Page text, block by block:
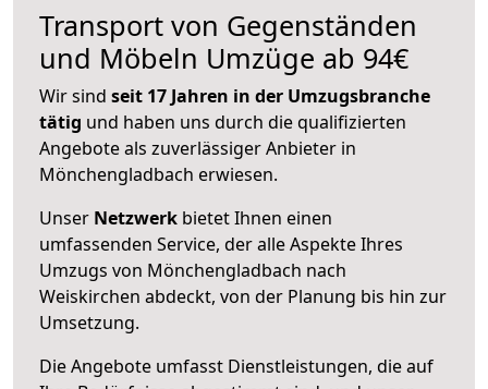
Transport von Gegenständen
und Möbeln Umzüge ab 94€
Wir sind seit 17 Jahren in der Umzugsbranche
tätig und haben uns durch die qualifizierten
Angebote als zuverlässiger Anbieter in
Mönchengladbach erwiesen.
Unser Netzwerk bietet Ihnen einen
umfassenden Service, der alle Aspekte Ihres
Umzugs von Mönchengladbach nach
Weiskirchen abdeckt, von der Planung bis hin zur
Umsetzung.
Die Angebote umfasst Dienstleistungen, die auf